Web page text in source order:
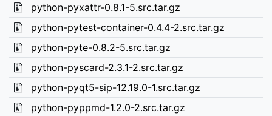
python-pyxattr-0.8.1-5.src.tar.gz
python-pytest-container-0.4.4-2.src.tar.gz
python-pyte-0.8.2-5.src.tar.gz
python-pyscard-2.3.1-2.src.tar.gz
python-pyqt5-sip-12.19.0-1.src.tar.gz
python-pyppmd-1.2.0-2.src.tar.gz